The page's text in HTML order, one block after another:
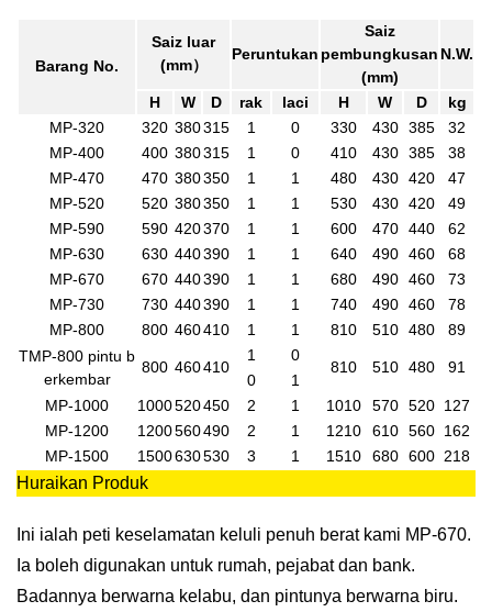
Barang No.
Saiz luar
(mm）
Peruntukan
Saiz
pembungkusan
(mm)
N.W.
H W D rak laci H W D
kg
MP-320
320 380315 1 0 330 430 385
32
MP-400
400 380315 1 0 410 430 385
38
MP-470
470 380350 1 1 480 430 420
47
MP-520
520 380350 1 1 530 430 420
49
MP-590
590 420370 1 1 600 470 440
62
MP-630
630 440390 1 1 640 490 460
68
MP-670
670 440390 1 1 680 490 460
73
MP-730
730 440390 1 1 740 490 460
78
MP-800
800 460410 1 1 810 510 480
89
TMP-800 pintu b
erkembar
800 460410
1 0
810 510 480 91
0
1
MP-1000
1000520450 2 1 1010 570 520 127
MP-1200
1200560490 2 1 1210 610 560 162
MP-1500
1500630530 3 1 1510 680 600 218
Huraikan Produk
Ini ialah peti keselamatan keluli penuh berat kami MP-670.
Ia boleh digunakan untuk rumah, pejabat dan bank.
Badannya berwarna kelabu, dan pintunya berwarna biru.